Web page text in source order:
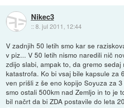
Nikec3
::8. jul 2011, 12:44
V zadnjih 50 letih smo kar se
v piz... V 50 letih nismo naredili nič
zdijo slabi, ampak to, da gremo
katastrofa. Ko bi vsaj bile kapsule za
ven prišli z še eno kopijo Soyuza za
smo ostali 500km nad Zemljo in to je
bil načrt da bi ZDA postavile do leta